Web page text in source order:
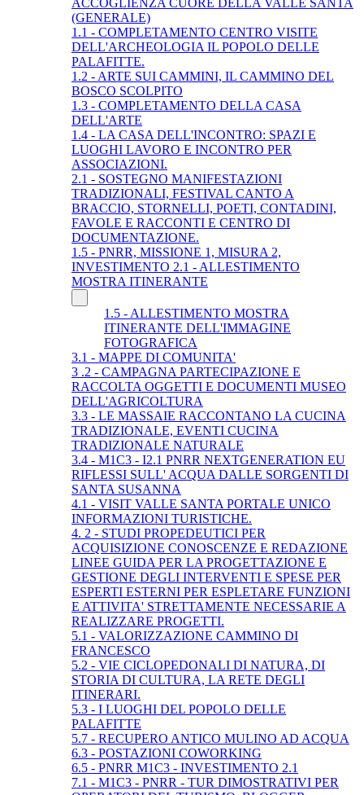
(GENERALE)
1.1 - COMPLETAMENTO CENTRO VISITE
DELL'ARCHEOLOGIA IL POPOLO DELLE
PALAFITTE.
1.2 - ARTE SUI CAMMINI, IL CAMMINO DEL
BOSCO SCOLPITO
1.3 - COMPLETAMENTO DELLA CASA
DELL'ARTE
1.4 - LA CASA DELL'INCONTRO: SPAZI E
LUOGHI LAVORO E INCONTRO PER
ASSOCIAZIONI.
2.1 - SOSTEGNO MANIFESTAZIONI
TRADIZIONALI, FESTIVAL CANTO A
BRACCIO, STORNELLI, POETI, CONTADINI,
FAVOLE E RACCONTI E CENTRO DI
DOCUMENTAZIONE.
1.5 - PNRR, MISSIONE 1, MISURA 2,
INVESTIMENTO 2.1 - ALLESTIMENTO
MOSTRA ITINERANTE
1.5 - ALLESTIMENTO MOSTRA
ITINERANTE DELL'IMMAGINE
FOTOGRAFICA
3.1 - MAPPE DI COMUNITA'
3 .2 - CAMPAGNA PARTECIPAZIONE E
RACCOLTA OGGETTI E DOCUMENTI MUSEO
DELL'AGRICOLTURA
3.3 - LE MASSAIE RACCONTANO LA CUCINA
TRADIZIONALE, EVENTI CUCINA
TRADIZIONALE NATURALE
3.4 - M1C3 - I2.1 PNRR NEXTGENERATION EU
RIFLESSI SULL' ACQUA DALLE SORGENTI DI
SANTA SUSANNA
4.1 - VISIT VALLE SANTA PORTALE UNICO
INFORMAZIONI TURISTICHE.
4. 2 - STUDI PROPEDEUTICI PER
ACQUISIZIONE CONOSCENZE E REDAZIONE
LINEE GUIDA PER LA PROGETTAZIONE E
GESTIONE DEGLI INTERVENTI E SPESE PER
ESPERTI ESTERNI PER ESPLETARE FUNZIONI
E ATTIVITA' STRETTAMENTE NECESSARIE A
REALIZZARE PROGETTI.
5.1 - VALORIZZAZIONE CAMMINO DI
FRANCESCO
5.2 - VIE CICLOPEDONALI DI NATURA, DI
STORIA DI CULTURA, LA RETE DEGLI
ITINERARI.
5.3 - I LUOGHI DEL POPOLO DELLE
PALAFITTE
5.7 - RECUPERO ANTICO MULINO AD ACQUA
6.3 - POSTAZIONI COWORKING
6.5 - PNRR M1C3 - INVESTIMENTO 2.1
7.1 - M1C3 - PNRR - TUR DIMOSTRATIVI PER